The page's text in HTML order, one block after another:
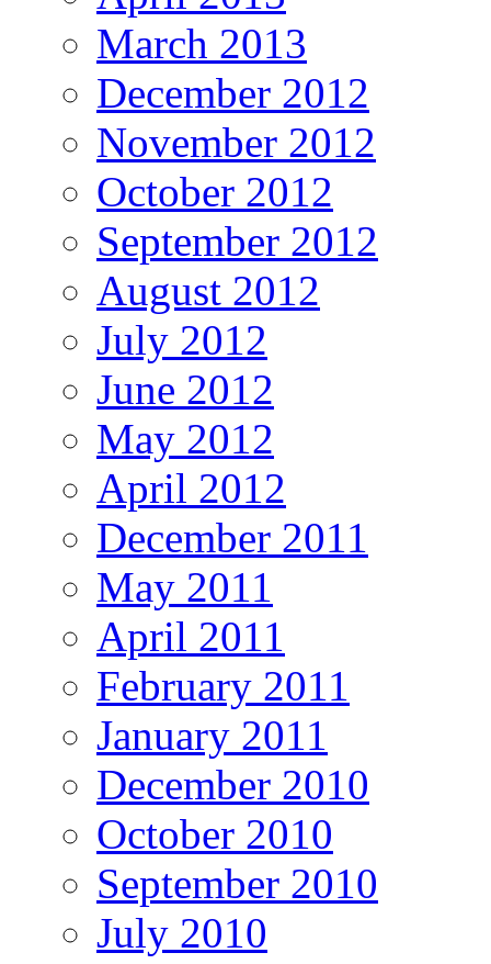
March 2013
December 2012
November 2012
October 2012
September 2012
August 2012
July 2012
June 2012
May 2012
April 2012
December 2011
May 2011
April 2011
February 2011
January 2011
December 2010
October 2010
September 2010
July 2010